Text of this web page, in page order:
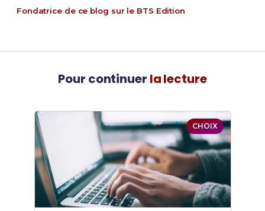
Fondatrice de ce blog sur le BTS Edition
Pour continuer la lecture
CHOIX